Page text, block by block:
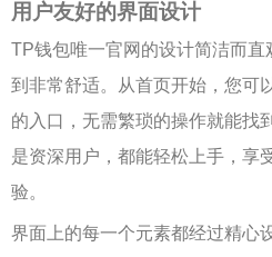
用户友好的界面设计
TP钱包唯一官网的设计简洁而
到非常舒适。从首页开始，您可
的入口，无需繁琐的操作就能找
是资深用户，都能轻松上手，享
验。
界面上的每一个元素都经过精心